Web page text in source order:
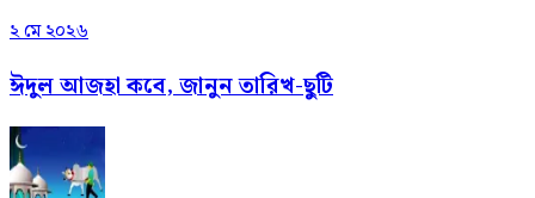
২ মে ২০২৬
ঈদুল আজহা কবে, জানুন তারিখ-ছুটি